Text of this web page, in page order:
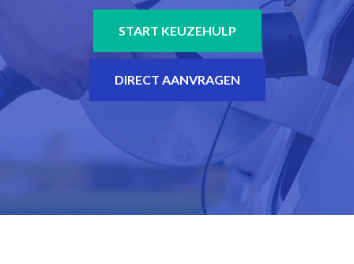
START KEUZEHULP
DIRECT AANVRAGEN